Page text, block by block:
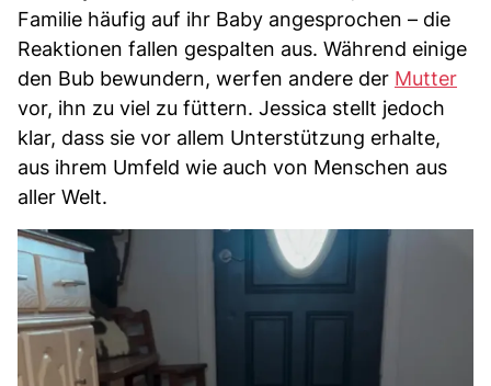
Familie häufig auf ihr Baby angesprochen – die
Reaktionen fallen gespalten aus. Während einige
den Bub bewundern, werfen andere der Mutter
vor, ihn zu viel zu füttern. Jessica stellt jedoch
klar, dass sie vor allem Unterstützung erhalte,
aus ihrem Umfeld wie auch von Menschen aus
aller Welt.